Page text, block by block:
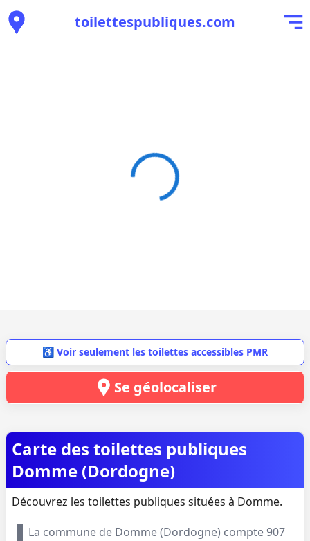
toilettespubliques.com
♿ Voir seulement les toilettes accessibles PMR
Se géolocaliser
Carte des toilettes publiques
Domme (Dordogne)
Découvrez les toilettes publiques situées à Domme.
La commune de Domme(Dordogne) compte907